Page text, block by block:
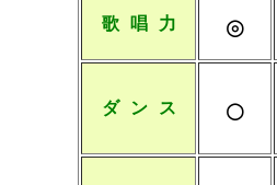
歌 唱 力 ◎
ダ ン ス ○